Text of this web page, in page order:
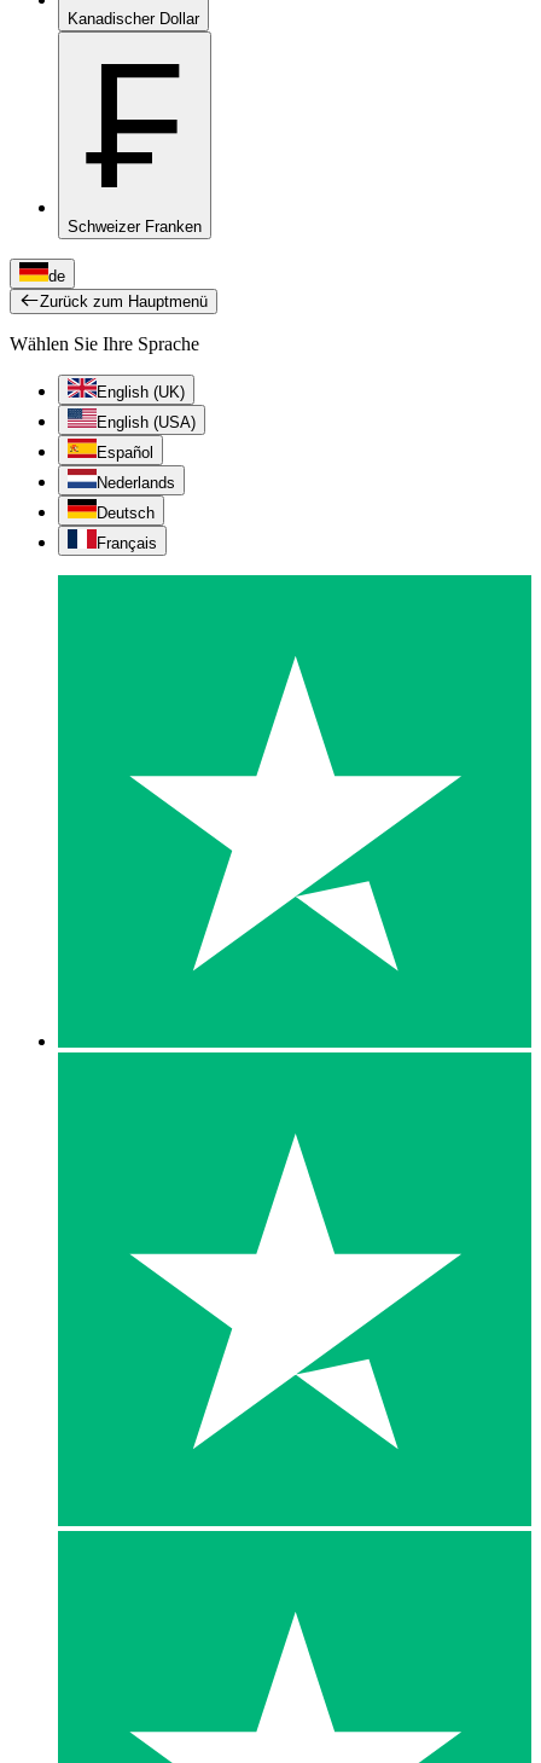
Kanadischer Dollar
₣
Schweizer Franken
de
Zurück zum Hauptmenü
Wählen Sie Ihre Sprache
English (UK)
English (USA)
Español
Nederlands
Deutsch
Français